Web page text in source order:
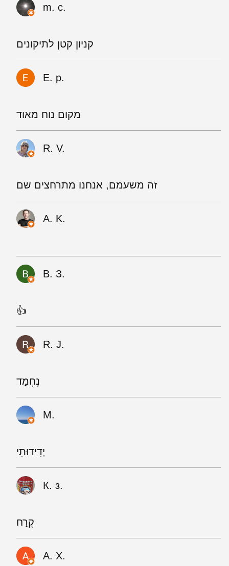
m. c.
קניון קטן לתיקונים
E. p.
מקום נוח מאוד
R. V.
זה משעמם, אנחנו מתרחצים שם
A. K.
В. З.
👍
R. J.
נֶחְמָד
M.
יְדִידוּתִי
К. з.
קֶרַח
А. Х.